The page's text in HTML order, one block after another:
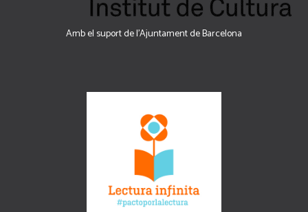
Amb el suport de l’Ajuntament de Barcelona